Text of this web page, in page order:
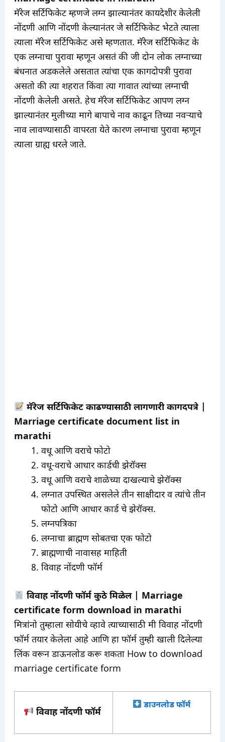
मॅरेज सर्टिफिकेट म्हणजे लग्न झाल्यानंतर कायदेशीर केलेली
नोंदणी आणि नोंदणी केल्यानंतर जे सर्टिफिकेट भेटते त्याला
त्याला मॅरेज सर्टिफिकेट असे म्हणतात. मॅरेज सर्टिफिकेट के
एक लग्नाचा पुरावा म्हणून असतं की जी दोन लोक लग्नाच्या
बंधनात अडकलेले असतात त्यांचा एक कागदोपत्री पुरावा
असतो की त्या शहरात किंवा त्या गावात त्यांच्या लग्नाची
नोंदणी केलेली असते. हेच मॅरेज सर्टिफिकेट आपण लग्न
झाल्यानंतर मुलीच्या मागे बापाचे नाव काढून तिच्या नवऱ्याचे
नाव लावण्यासाठी वापरता येते कारण लग्नाचा पुरावा म्हणून
त्याला ग्राह्य धरले जाते.
मॅरेज सर्टिफिकेट काढण्यासाठी लागणारी कागदपत्रे |
Marriage certificate document list in
marathi
वधू आणि वराचे फोटो
वधू-वराचे आधार कार्डची झेरॉक्स
वधू आणि वराचे शाळेच्या दाखल्याचे झेरॉक्स
लग्नात उपस्थित असलेले तीन साक्षीदार व त्यांचे तीन
फोटो आणि आधार कार्ड चे झेरॉक्स.
लग्नपत्रिका
लग्नाचा ब्राह्मण सोबतचा एक फोटो
ब्राह्मणाची नावासह माहिती
विवाह नोंदणी फॉर्म
विवाह नोंदणी फॉर्म कुठे मिळेल | Marriage
certificate form download in marathi
मित्रांनो तुम्हाला सोयीचे व्हावे त्याच्यासाठी मी विवाह नोंदणी
फॉर्म तयार केलेला आहे आणि हा फॉर्म तुम्ही खाली दिलेल्या
लिंक वरून डाऊनलोड करू शकता How to download
marriage certificate form
विवाह नोंदणी फॉर्म
डाउनलोड फॉर्म